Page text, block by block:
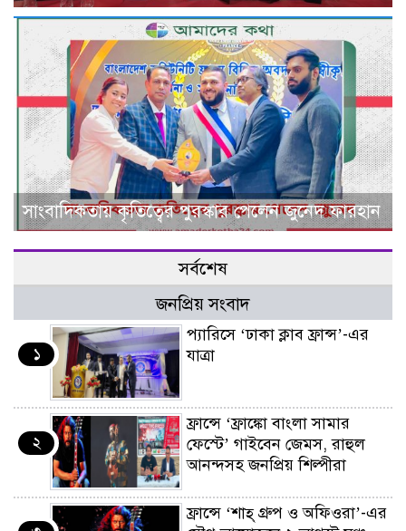
সাংবাদিকতায় কৃতিত্বের পুরস্কার পেলেন জুনেদ ফারহান
সর্বশেষ
জনপ্রিয় সংবাদ
১
প্যারিসে ‘ঢাকা ক্লাব ফ্রান্স’-এর
যাত্রা
২
ফ্রান্সে ‘ফ্রাঙ্কো বাংলা সামার
ফেস্টে’ গাইবেন জেমস, রাহুল
আনন্দসহ জনপ্রিয় শিল্পীরা
ফ্রান্সে ‘শাহ্ গ্রুপ ও অফিওরা’-এর